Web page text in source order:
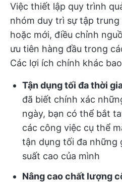
Việc thiết lập quy trình
nhóm duy trì sự tập
hoặc mới, điều chỉnh
ưu tiên hàng đầu trong
Các lợi ích chính khác
Tận dụng tối đa thời
đã biết chính xác
ngày, bạn có thể bắt
các công việc cụ thể
tận dụng tối đa những
suất cao của mình
Nâng cao chất lượng